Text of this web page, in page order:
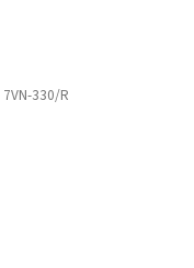
7VN-330/R